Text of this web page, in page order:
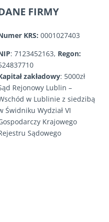
FIRMY
KRS:0001027403
: 7123452163, Regon:
zakładowy: 5000zł
Rejonowy Lublin –
w Lublinie z siedzibą
Świdniku Wydział VI
Krajowego
Sądowego